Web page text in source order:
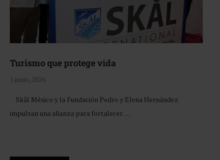
Turismo que protege vida
1 junio, 2026
Skål México y la Fundación Pedro y Elena Hernández
impulsan una alianza para fortalecer …